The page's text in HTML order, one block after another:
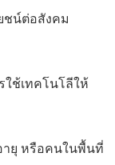
ชน์ต่อสังคม
ช้เทคโนโลีให้
ายุ หรือคนในพื้นที่